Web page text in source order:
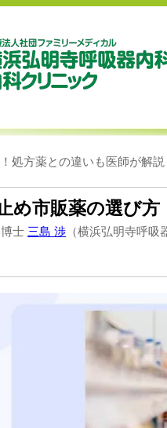
処方薬との違いも医師が解説
め市販薬の選び
士 三島 渉 （横浜弘明寺呼吸